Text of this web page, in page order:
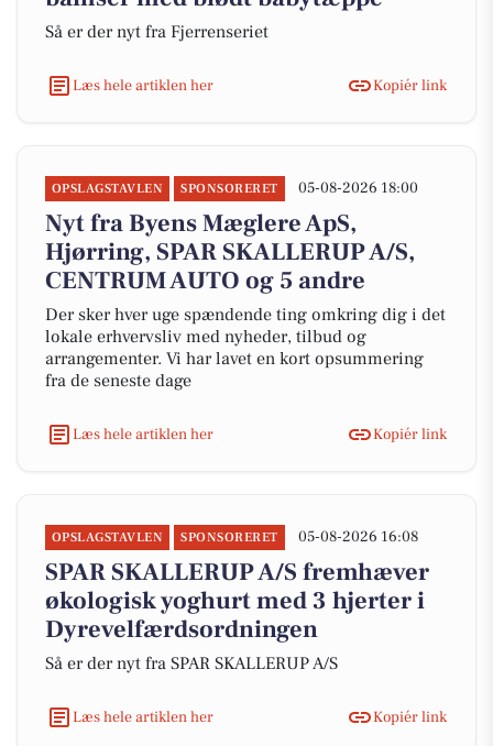
Så er der nyt fra Fjerrenseriet
Læs hele artiklen her Kopiér link
OPSLAGSTAVLEN SPONSORERET 05-08-2026 18:00
Nyt fra Byens Mæglere ApS,
Hjørring, SPAR SKALLERUP A/S,
CENTRUM AUTO og 5 andre
Der sker hver uge spændende ting omkring dig i det
lokale erhvervsliv med nyheder, tilbud og
arrangementer. Vi har lavet en kort opsummering
fra de seneste dage
Læs hele artiklen her Kopiér link
OPSLAGSTAVLEN SPONSORERET 05-08-2026 16:08
SPAR SKALLERUP A/S fremhæver
økologisk yoghurt med 3 hjerter i
Dyrevelfærdsordningen
Så er der nyt fra SPAR SKALLERUP A/S
Læs hele artiklen her Kopiér link